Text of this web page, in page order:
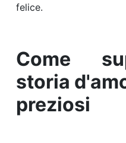
felice.
Come
storia
preziosi